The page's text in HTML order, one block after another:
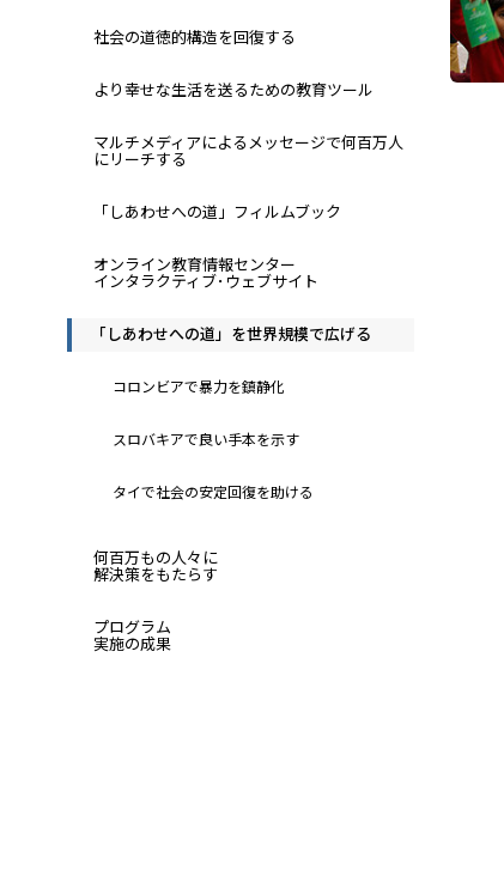
社会の道徳的構造を回復する
より幸せな生活を送るための教育ツール
マルチメディアによるメッセージで何百万人
にリーチする
「しあわせへの道」フィルムブック
オンライン教育情報センター
インタラクティブ･ウェブサイト
「しあわせへの道」を世界規模で広げる
コロンビアで暴力を鎮静化
スロバキアで良い手本を示す
タイで社会の安定回復を助ける
何百万もの人々に
解決策をもたらす
プログラム
実施の成果